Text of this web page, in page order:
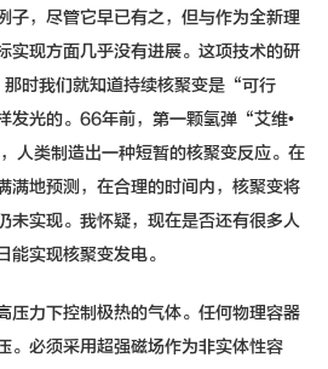
实现方面几乎没有进展。这项技术的研
时我们就知道持续核聚变是“可行
发光的。66年前，第一颗氢弹“艾维•
类制造出一种短暂的核聚变反应。在
满地预测，在合理的时间内，核聚变将
未实现。我怀疑，现在是否还有很多人
能实现核聚变发电。
。必须采用超强磁场作为非实体性容